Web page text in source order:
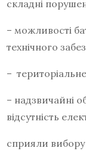
складні
– можливості
технічного
–
– надзвичайні
відсутність
сприяли